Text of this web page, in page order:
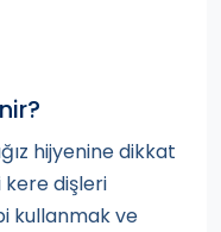
hijyenine dikkat
kere dişleri
kullanmak ve